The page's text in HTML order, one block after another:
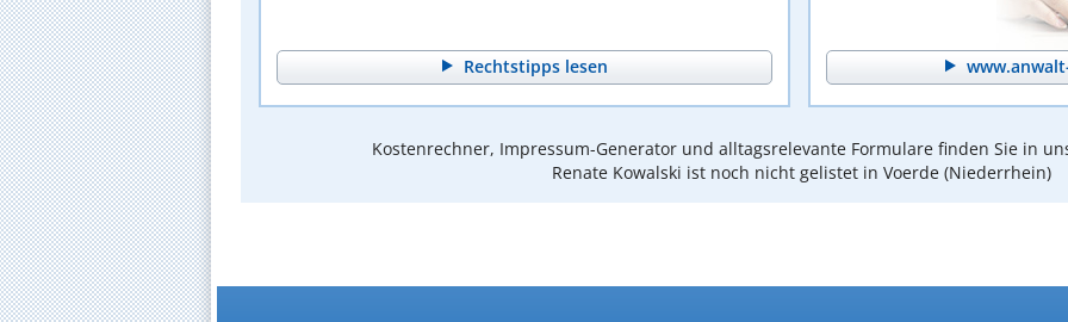
Rechtstipps lesen
Kostenrechner, Impressum-Generator und alltagsrelevante Formulare finden Sie in
Renate Kowalski ist noch nicht gelistet in Voerde (Niederrhein)